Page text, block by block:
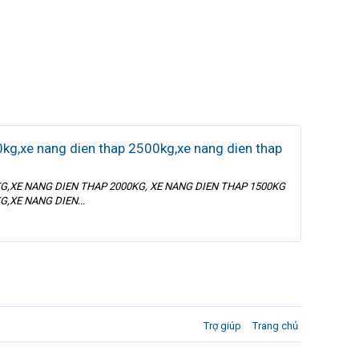
nang dien thap 2500kg,xe nang dien thap
NANG DIEN THAP 2000KG, XE NANG DIEN THAP 1500KG
NANG DIEN...
Trợ giúp Trang chủ